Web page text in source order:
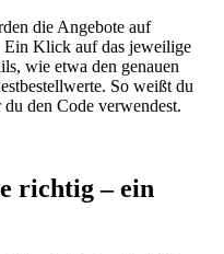
die Angebote auf
Ein Klick auf das jeweilige
wie etwa den genauen
So weißt du
den Code verwendest.
richtig – ein